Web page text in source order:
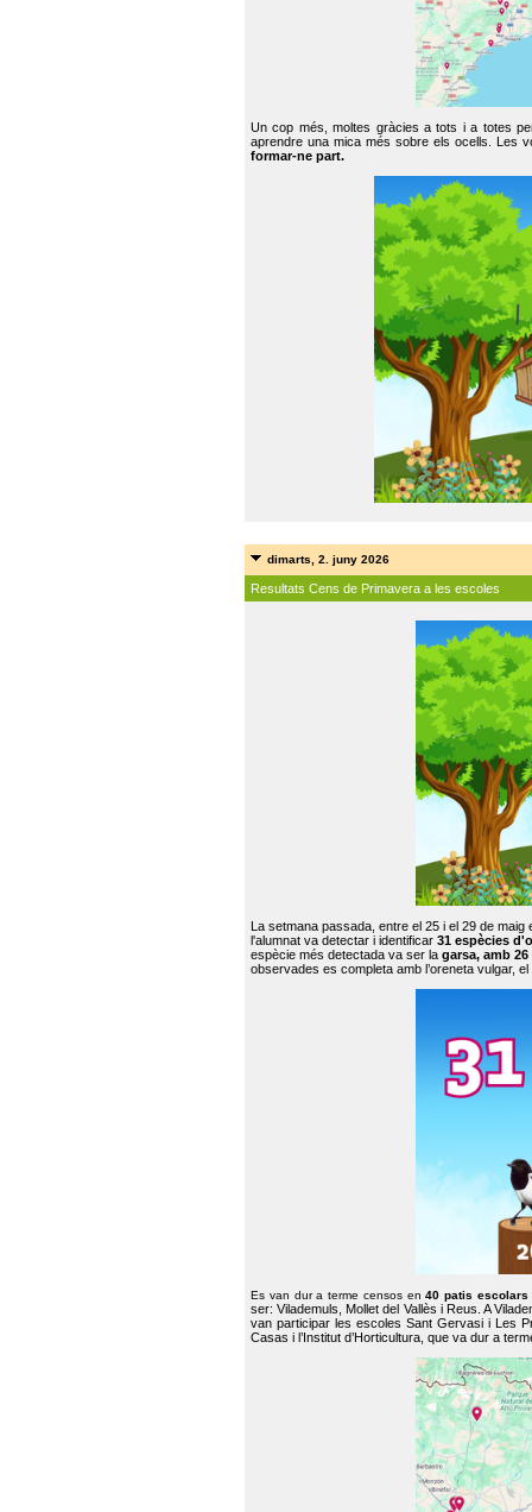
Un cop més, moltes gràcies a tots i a totes
aprendre una mica més sobre els ocells. Les
formar-ne part.
dimarts, 2. juny 2026
Resultats Cens de Primavera a les escoles
La setmana passada, entre el 25 i el 29 de
l'alumnat va detectar i identificar 31 espècies
espècie més detectada va ser la garsa, amb
observades es completa amb l’oreneta vulgar,
Es van dur a terme censos en40 patis escolars
ser: Vilademuls, Mollet del Vallès i Reus. A
van participar les escoles Sant Gervasi i Les
Casas i l’Institut d’Horticultura, que va dur a